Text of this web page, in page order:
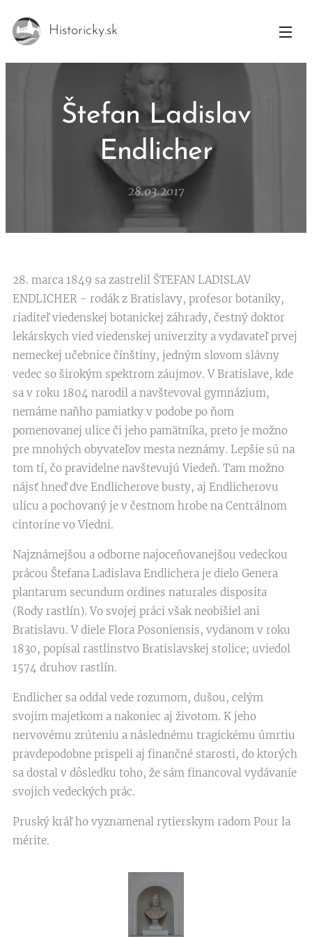
Historicky.sk
Štefan Ladislav
Endlicher
28.03.2017
28. marca 1849 sa zastrelil ŠTEFAN LADISLAV
ENDLICHER - rodák z Bratislavy, profesor botaniky,
riaditeľ viedenskej botanickej záhrady, čestný doktor
lekárskych vied viedenskej univerzity a vydavateľ prvej
nemeckej učebnice čínštiny, jedným slovom slávny
vedec so širokým spektrom záujmov. V Bratislave, kde
sa v roku 1804 narodil a navštevoval gymnázium,
nemáme naňho pamiatky v podobe po ňom
pomenovanej ulice či jeho pamätníka, preto je možno
pre mnohých obyvateľov mesta neznámy. Lepšie sú na
tom tí, čo pravidelne navštevujú Viedeň. Tam možno
nájsť hneď dve Endlicherove busty, aj Endlicherovu
ulicu a pochovaný je v čestnom hrobe na Centrálnom
cintoríne vo Viedni.
Najznámejšou a odborne najoceňovanejšou vedeckou
prácou Štefana Ladislava Endlichera je dielo Genera
plantarum secundum ordines naturales disposita
(Rody rastlín). Vo svojej práci však neobišiel ani
Bratislavu. V diele Flora Posoniensis, vydanom v roku
1830, popísal rastlinstvo Bratislavskej stolice; uviedol
1574 druhov rastlín.
Endlicher sa oddal vede rozumom, dušou, celým
svojim majetkom a nakoniec aj životom. K jeho
nervovému zrúteniu a následnému tragickému úmrtiu
pravdepodobne prispeli aj finančné starosti, do ktorých
sa dostal v dôsledku toho, že sám financoval vydávanie
svojich vedeckých prác.
Pruský kráľ ho vyznamenal rytierskym radom Pour la
mérite.